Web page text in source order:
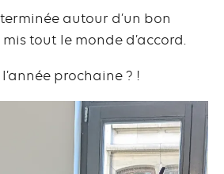
terminée autour d’un bon
tout le monde d’accord.
prochaine ? !